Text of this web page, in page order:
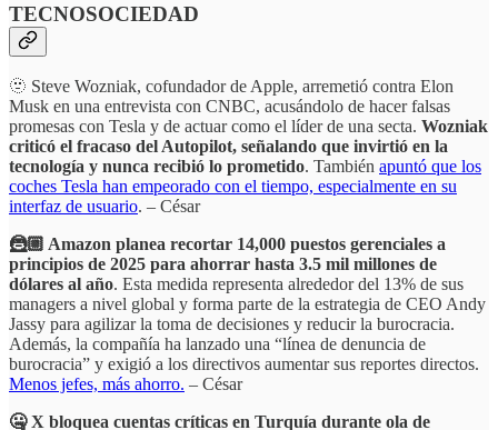
TECNOSOCIEDAD
🫥 Steve Wozniak, cofundador de Apple, arremetió contra Elon
Musk en una entrevista con CNBC, acusándolo de hacer falsas
promesas con Tesla y de actuar como el líder de una secta. Wozniak
criticó el fracaso del Autopilot, señalando que invirtió en la
tecnología y nunca recibió lo prometido. También apuntó que los
coches Tesla han empeorado con el tiempo, especialmente en su
interfaz de usuario. – César
🦹🏼 Amazon planea recortar 14,000 puestos gerenciales a
principios de 2025 para ahorrar hasta 3.5 mil millones de
dólares al año. Esta medida representa alrededor del 13% de sus
managers a nivel global y forma parte de la estrategia de CEO Andy
Jassy para agilizar la toma de decisiones y reducir la burocracia.
Además, la compañía ha lanzado una “línea de denuncia de
burocracia” y exigió a los directivos aumentar sus reportes directos.
Menos jefes, más ahorro. – César
🤐 X bloquea cuentas críticas en Turquía durante ola de